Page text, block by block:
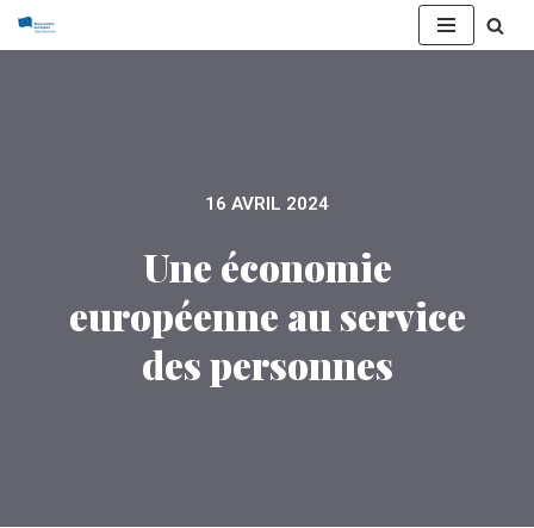
16 AVRIL 2024
Une économie
européenne au service
des personnes